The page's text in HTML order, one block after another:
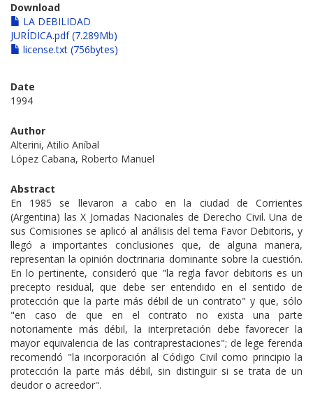
Download
LA DEBILIDAD
JURÍDICA.pdf (7.289Mb)
license.txt (756bytes)
Date
1994
Author
Alterini, Atilio Aníbal
López Cabana, Roberto Manuel
Abstract
En 1985 se llevaron a cabo en la ciudad de Corrientes
(Argentina) las X Jornadas Nacionales de Derecho Civil. Una de
sus Comisiones se aplicó al análisis del tema Favor Debitoris, y
llegó a importantes conclusiones que, de alguna manera,
representan la opinión doctrinaria dominante sobre la cuestión.
En lo pertinente, consideró que "la regla favor debitoris es un
precepto residual, que debe ser entendido en el sentido de
protección que la parte más débil de un contrato" y que, sólo
"en caso de que en el contrato no exista una parte
notoriamente más débil, la interpretación debe favorecer la
mayor equivalencia de las contraprestaciones"; de lege ferenda
recomendó "la incorporación al Código Civil como principio la
protección la parte más débil, sin distinguir si se trata de un
deudor o acreedor".